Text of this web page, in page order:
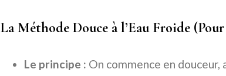
La Méthode Douce à l’Eau Froide
Le principe : On commence en